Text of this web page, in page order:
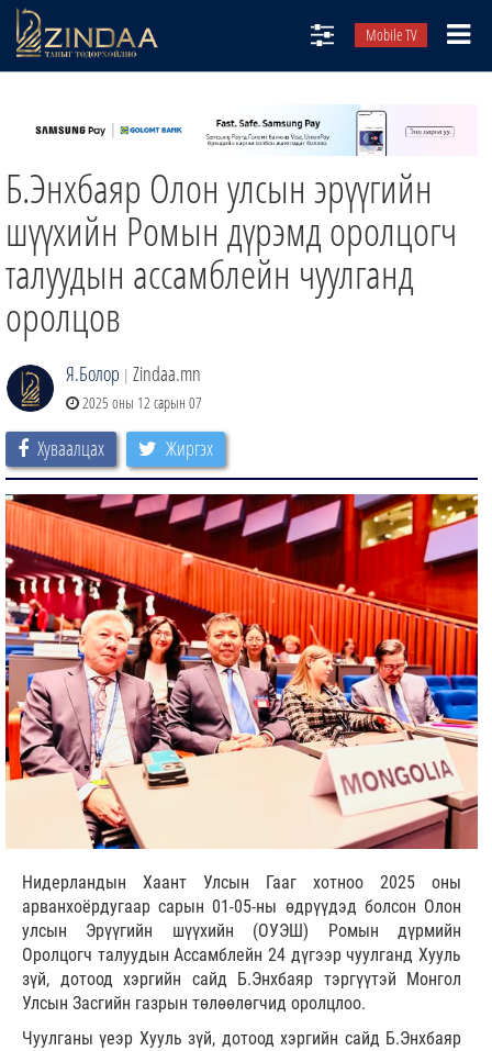
Mobile TV
ТВ8
ӨГЛӨӨНИЙ СОНИН
АУДИО ЗОХИОЛ
ЗИНДАА СЭТГҮҮЛ
Б.Энхбаяр Олон улсын эрүүгийн
шүүхийн Ромын дүрэмд оролцогч
талуудын ассамблейн чуулганд
оролцов
Я.Болор | Zindaa.mn
2025 оны 12 сарын 07
Хуваалцах Жиргэх
Нидерландын Хаант Улсын Гааг хотноо 2025 оны
арванхоёрдугаар сарын 01-05-ны өдрүүдэд болсон Олон
улсын Эрүүгийн шүүхийн (ОУЭШ) Ромын дүрмийн
Оролцогч талуудын Ассамблейн 24 дүгээр чуулганд Хууль
зүй, дотоод хэргийн сайд Б.Энхбаяр тэргүүтэй Монгол
Улсын Засгийн газрын төлөөлөгчид оролцлоо.
Чуулганы үеэр Хууль зүй, дотоод хэргийн сайд Б.Энхбаяр